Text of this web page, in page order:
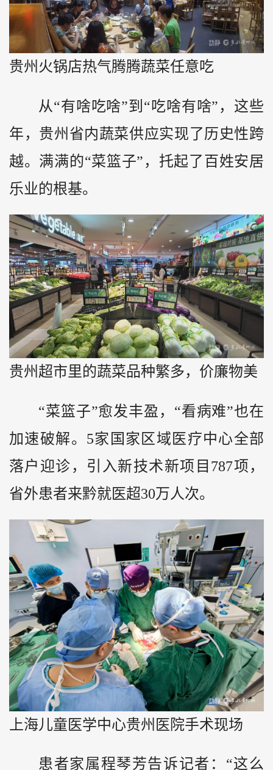
贵州火锅店热气腾腾蔬菜任意吃
从“有啥吃啥”到“吃啥有啥”，这些
年，贵州省内蔬菜供应实现了历史性跨
越。满满的“菜篮子”，托起了百姓安居
乐业的根基。
贵州超市里的蔬菜品种繁多，价廉物美
“菜篮子”愈发丰盈，“看病难”也在
加速破解。5家国家区域医疗中心全部
落户迎诊，引入新技术新项目787项，
省外患者来黔就医超30万人次。
上海儿童医学中心贵州医院手术现场
患者家属程琴芳告诉记者：“这么